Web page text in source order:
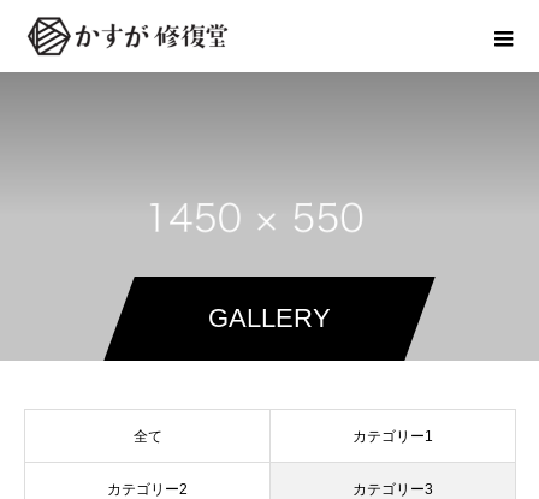
GALLERY
全て カテゴリー1
カテゴリー2 カテゴリー3